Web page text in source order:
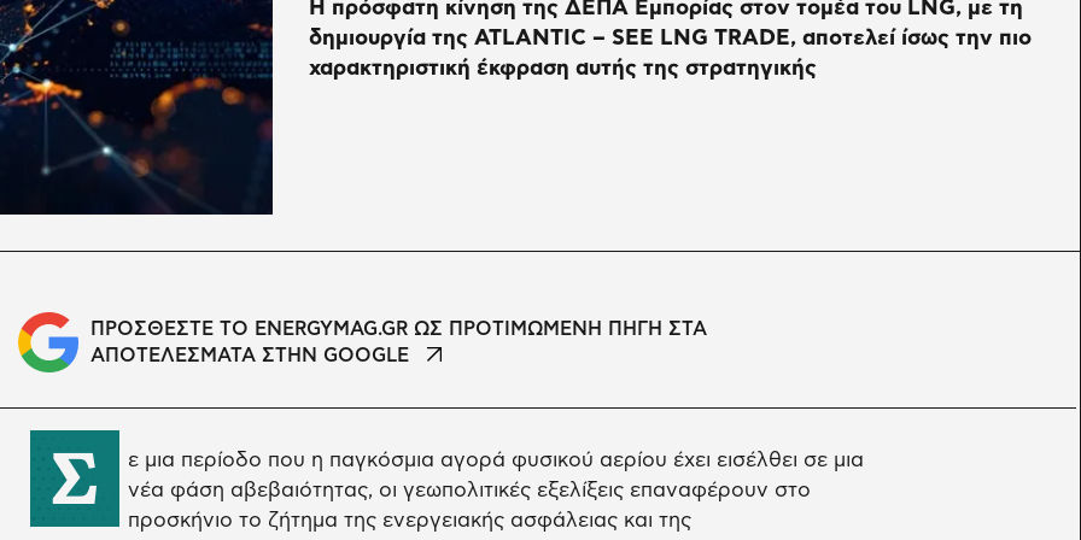
Η πρόσφατη κίνηση της ΔΕΠΑ Εμπορίας στον τομέα του LNG, με τη
δημιουργία της ATLANTIC – SEE LNG TRADE, αποτελεί ίσως την πιο
χαρακτηριστική έκφραση αυτής της στρατηγικής
ΠΡΟΣΘΕΣΤΕ ΤΟ ENERGYMAG.GR ΩΣ ΠΡΟΤΙΜΩΜΕΝΗ ΠΗΓΗ ΣΤΑ
ΑΠΟΤΕΛΕΣΜΑΤΑ ΣΤΗΝ GOOGLE
Σ
ε μια περίοδο που η παγκόσμια αγορά φυσικού αερίου έχει εισέλθει σε μια
νέα φάση αβεβαιότητας, οι γεωπολιτικές εξελίξεις επαναφέρουν στο
προσκήνιο το ζήτημα της ενεργειακής ασφάλειας και της